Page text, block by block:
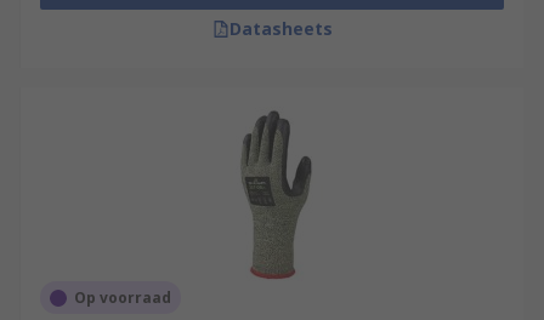
Datasheets
Op voorraad